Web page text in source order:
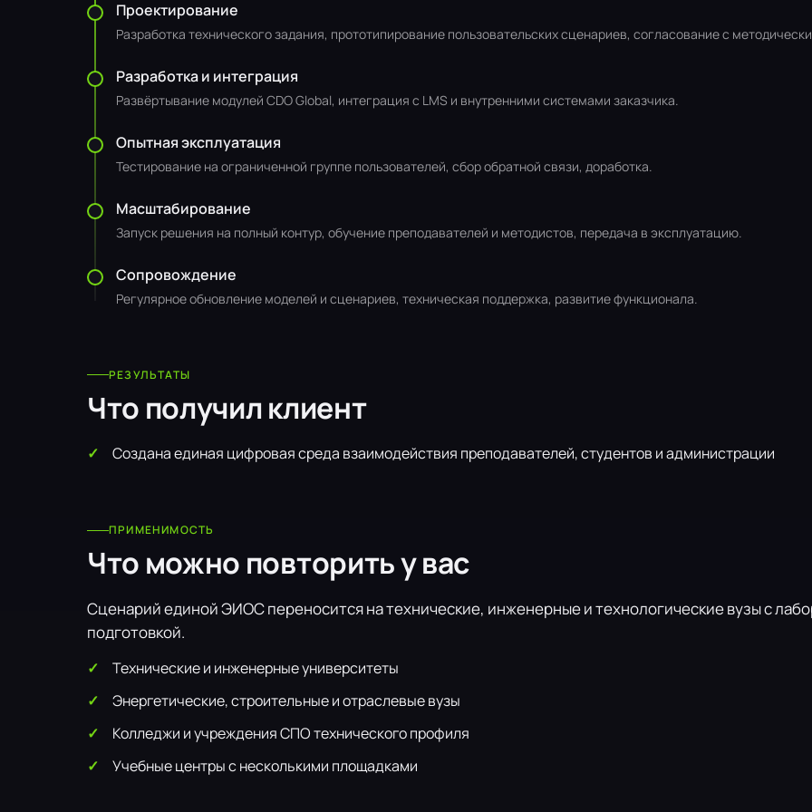
Проектирование
Разработка технического задания, прототипирование пользовательских сценариев, согласование с
Разработка и интеграция
Развёртывание модулей CDO Global, интеграция с LMS и внутренними системами заказчика.
Опытная эксплуатация
Тестирование на ограниченной группе пользователей, сбор обратной связи, доработка.
Масштабирование
Запуск решения на полный контур, обучение преподавателей и методистов, передача в эксплуатацию.
Сопровождение
Регулярное обновление моделей и сценариев, техническая поддержка, развитие функционала.
РЕЗУЛЬТАТЫ
Что получил клиент
Создана единая цифровая среда взаимодействия преподавателей, студентов и администрации
ПРИМЕНИМОСТЬ
Что можно повторить у вас
Сценарий единой ЭИОС переносится на технические, инженерные и технологические вузы с
подготовкой.
Технические и инженерные университеты
Энергетические, строительные и отраслевые вузы
Колледжи и учреждения СПО технического профиля
Учебные центры с несколькими площадками